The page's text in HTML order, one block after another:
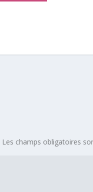
Les champs obligatoires